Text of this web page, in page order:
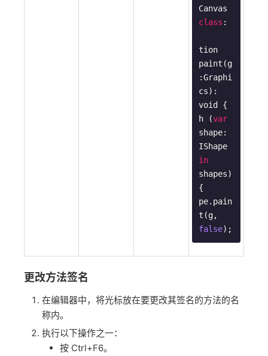
class :
tion
paint (g
:Graphi
cs
void
{
h (var
shape:
in
shapes)
{
pe.pain
false);
更改方法签名
在编辑器中，将光标放在要更改其签名的方法的名
称内。
执行以下操作之一：
按 Ctrl+F6。